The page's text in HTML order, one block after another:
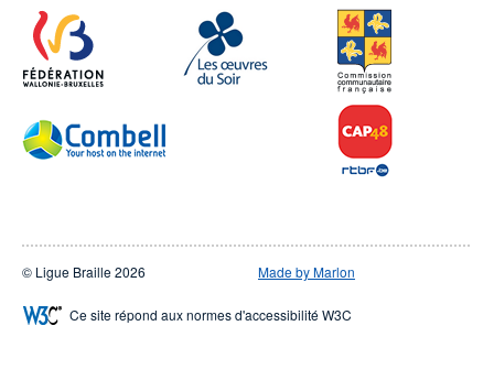
© Ligue Braille 2026 Made by Marlon
Ce site répond aux normes d'accessibilité W3C